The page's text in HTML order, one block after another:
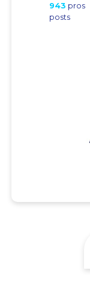
943 pros
posts